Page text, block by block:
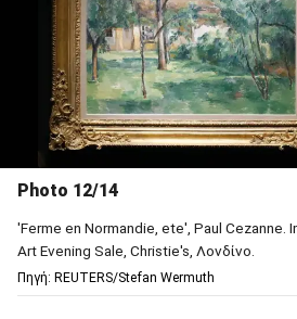
Photo 12/14
'Ferme en Normandie, ete', Paul Cezanne.
Art Evening Sale, Christie's, Λονδίνο.
Πηγή: REUTERS/Stefan Wermuth